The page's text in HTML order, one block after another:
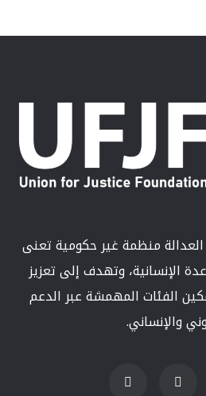
منظمة غير حكومية تعنى
الإنسانية، وتهدف إلى تعزيز
الفئات المهمشة عبر الدعم
والإنساني.